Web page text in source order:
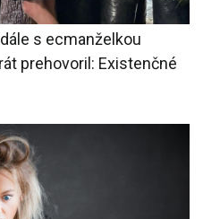
s ecmanželkou
prehovoril: Existenčné